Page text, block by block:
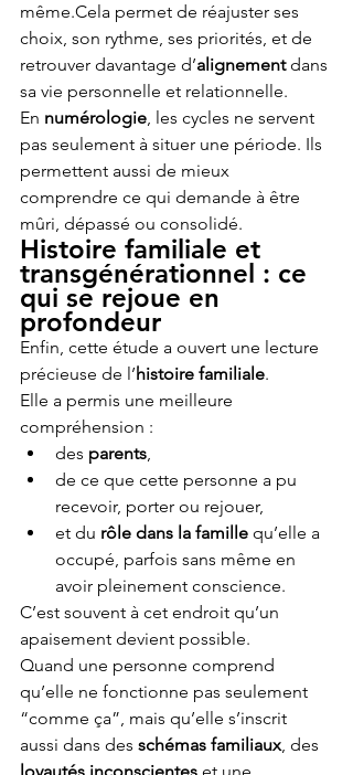
même.Cela permet de réajuster ses
choix, son rythme, ses priorités, et de
retrouver davantage d’alignement dans
sa vie personnelle et relationnelle.
En numérologie, les cycles ne servent
pas seulement à situer une période. Ils
permettent aussi de mieux
comprendre ce qui demande à être
mûri, dépassé ou consolidé.
Histoire familiale et
transgénérationnel : ce
qui se rejoue en
profondeur
Enfin, cette étude a ouvert une lecture
précieuse de l’histoire familiale.
Elle a permis une meilleure
compréhension :
des parents,
de ce que cette personne a pu
recevoir, porter ou rejouer,
et du rôle dans la famille qu’elle a
occupé, parfois sans même en
avoir pleinement conscience.
C’est souvent à cet endroit qu’un
apaisement devient possible.
Quand une personne comprend
qu’elle ne fonctionne pas seulement
“comme ça”, mais qu’elle s’inscrit
aussi dans des schémas familiaux, des